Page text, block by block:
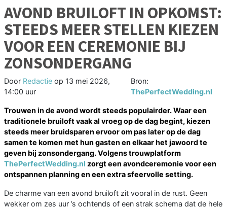
AVOND BRUILOFT IN OPKOMST:
STEEDS MEER STELLEN KIEZEN
VOOR EEN CEREMONIE BIJ
ZONSONDERGANG
Door Redactie op 13 mei 2026,
14:00 uur
Bron:
ThePerfectWedding.nl
Trouwen in de avond wordt steeds populairder. Waar een
traditionele bruiloft vaak al vroeg op de dag begint, kiezen
steeds meer bruidsparen ervoor om pas later op de dag
samen te komen met hun gasten en elkaar het jawoord te
geven bij zonsondergang. Volgens trouwplatform
ThePerfectWedding.nl zorgt een avondceremonie voor een
ontspannen planning en een extra sfeervolle setting.
De charme van een avond bruiloft zit vooral in de rust. Geen
wekker om zes uur ’s ochtends of een strak schema dat de hele